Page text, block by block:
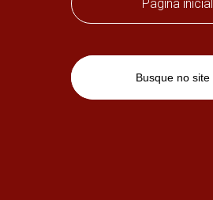
Página inicial